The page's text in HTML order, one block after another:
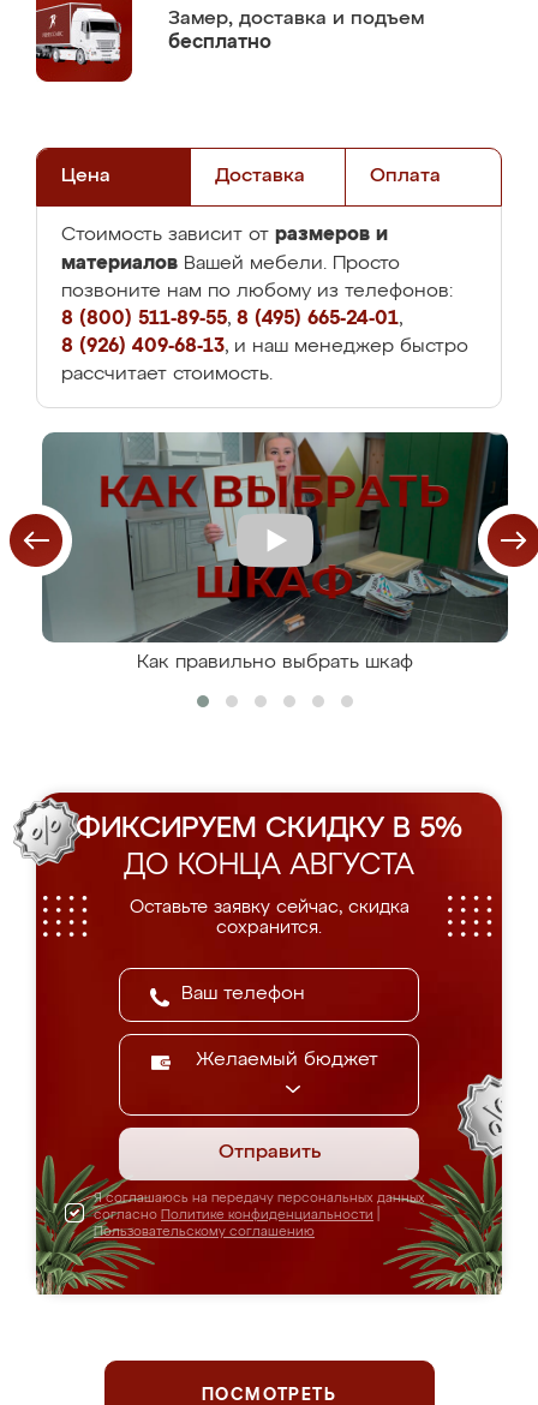
Замер, доставка и подъем
бесплатно
Цена Доставка Оплата
Стоимость зависит от размеров и
материалов Вашей мебели. Просто
позвоните нам по любому из телефонов:
8 (800) 511-89-55, 8 (495) 665-24-01,
8 (926) 409-68-13, и наш менеджер быстро
рассчитает стоимость.
Как правильно выбрать шкаф
ФИКСИРУЕМ СКИДКУ В 5%
ДО КОНЦА АВГУСТА
Оставьте заявку сейчас, скидка
сохранится.
Желаемый бюджет
Отправить
Я соглашаюсь на передачу персональных данных
согласно Политике конфиденциальности
Пользовательскому соглашению
ПОСМОТРЕТЬ